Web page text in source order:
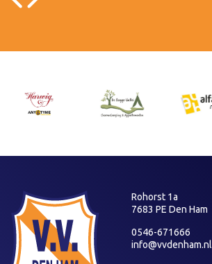
Rohorst 1a
7683 PE Den Ham
0546-671666
info@vvdenham.nl